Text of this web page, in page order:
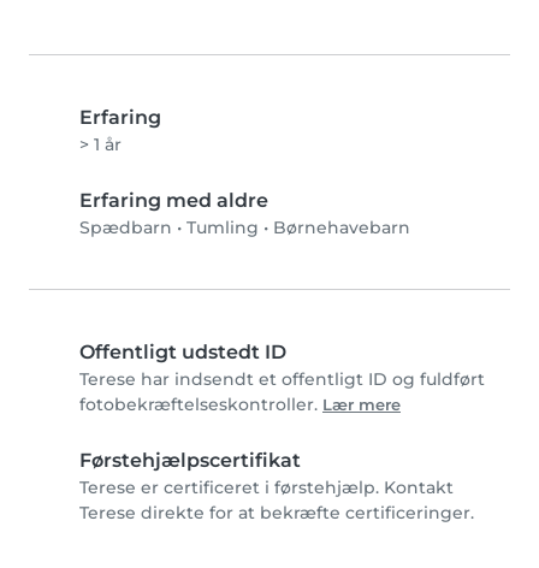
Erfaring
> 1 år
Erfaring med aldre
Spædbarn • Tumling • Børnehavebarn
Offentligt udstedt ID
Terese har indsendt et offentligt ID og fuldført
fotobekræftelseskontroller. Lær mere
Førstehjælpscertifikat
Terese er certificeret i førstehjælp. Kontakt
Terese direkte for at bekræfte certificeringer.